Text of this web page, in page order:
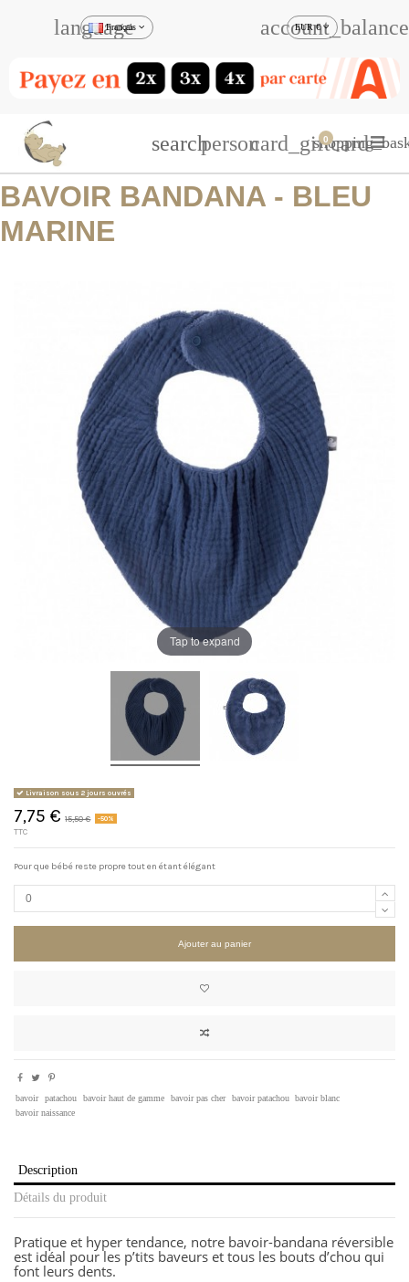
language
Français account_balance
EUR €
searchpersoncard_giftcard
0
BAVOIR BANDANA - BLEU
MARINE
Tap to expand
Livraison sous 2 jours ouvrés
7,75 € 15,50 € -50%
TTC
Pour que bébé reste propre tout en étant élégant
Ajouter au panier
bavoir patachou bavoir haut de gamme bavoir pas cher bavoir patachou
bavoir blanc
bavoir naissance
Description
Détails du produit
Pratique et hyper tendance, notre bavoir-bandana réversible
est idéal pour les p’tits baveurs et tous les bouts d’chou qui
font leurs dents.